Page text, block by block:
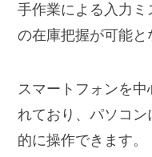
手作業による入力
の在庫把握が可能と
スマートフォンを中
れており、パソコ
的に操作できます。